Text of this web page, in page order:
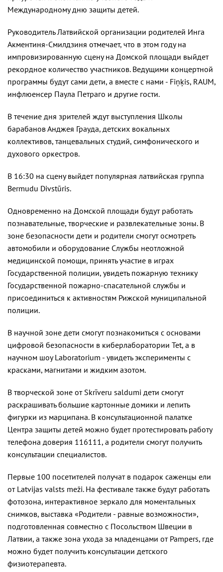
Международному дню защиты детей.
Руководитель Латвийской организации родителей Инга
Акментиня-Смилдзиня отмечает, что в этом году на
импровизированную сцену на Домской площади выйдет
рекордное количество участников. Ведущими концертной
программы будут сами дети, а вместе с нами - Fiņķis, RAUM,
инфлюенсер Паула Петраго и другие гости.
В течение дня зрителей ждут выступления Школы
барабанов Анджея Грауда, детских вокальных
коллективов, танцевальных студий, симфонического и
духового оркестров.
В 16:30 на сцену выйдет популярная латвийская группа
Bermudu Divstūris.
Одновременно на Домской площади будут работать
познавательные, творческие и развлекательные зоны. В
зоне безопасности дети и родители смогут осмотреть
автомобили и оборудование Службы неотложной
медицинской помощи, принять участие в играх
Государственной полиции, увидеть пожарную технику
Государственной пожарно-спасательной службы и
присоединиться к активностям Рижской муниципальной
полиции.
В научной зоне дети смогут познакомиться с основами
цифровой безопасности в киберлаборатории Tet, а в
научном шоу Laboratorium - увидеть эксперименты с
красками, магнитами и жидким азотом.
В творческой зоне от Skrīveru saldumi дети смогут
раскрашивать большие картонные домики и лепить
фигурки из марципана. В консультационной палатке
Центра защиты детей можно будет протестировать работу
телефона доверия 116111, а родители смогут получить
консультации специалистов.
Первые 100 посетителей получат в подарок саженцы ели
от Latvijas valsts meži. На фестивале также будут работать
фотозона, интерактивное зеркало для моментальных
снимков, выставка «Родители - равные возможности»,
подготовленная совместно с Посольством Швеции в
Латвии, а также зона ухода за младенцами от Pampers, где
можно будет получить консультации детского
физиотерапевта.